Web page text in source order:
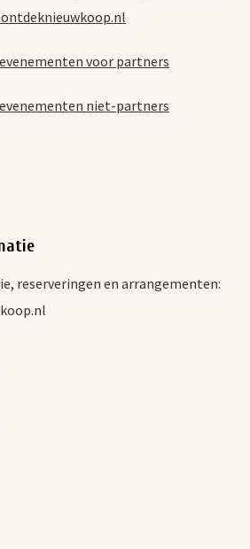
voor partners
niet-partners
reserveringen en arrangementen: